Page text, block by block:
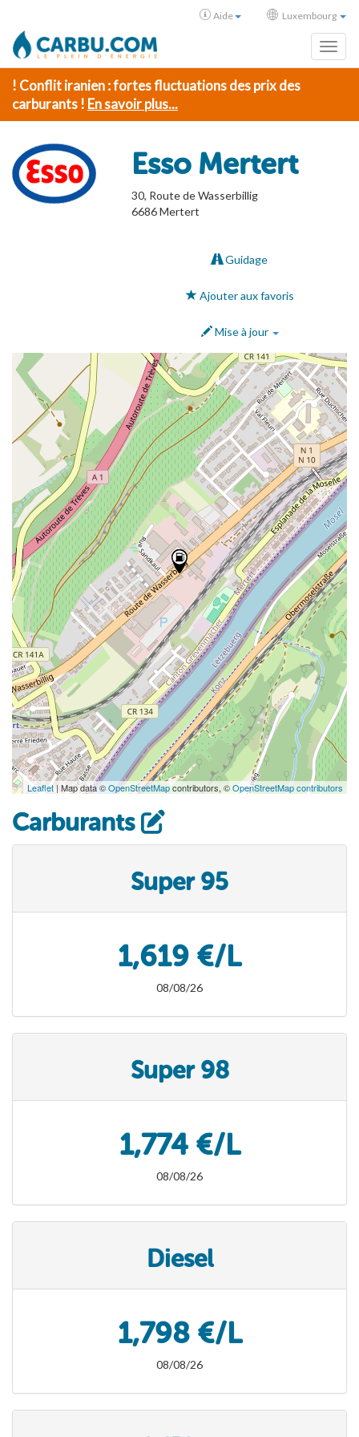
Aide Luxembourg
! Conflit iranien : fortes fluctuations des prix des
carburants ! En savoir plus...
Esso Mertert
30, Route de Wasserbillig
6686Mertert
Guidage
Ajouter aux favoris
Mise à jour
Leaflet| Map data ©OpenStreetMapcontributors, ©OpenStreetMap contributors
Carburants
Super 95
1,619 €/L
08/08/26
Super 98
1,774 €/L
08/08/26
Diesel
1,798 €/L
08/08/26